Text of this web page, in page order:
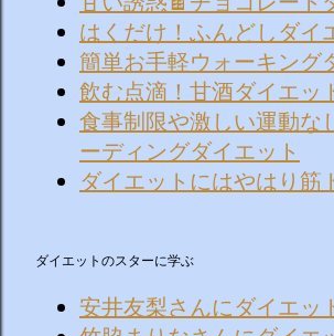
はくだけ！ふんどしダイ
簡単お手軽ウォーキング
飲む点滴！甘酒ダイエッ
食事制限や激しい運動な
ーディングダイエット
ダイエットにはやはり筋
ダイエットのスターに学ぶ
安井友梨さんにダイエッ